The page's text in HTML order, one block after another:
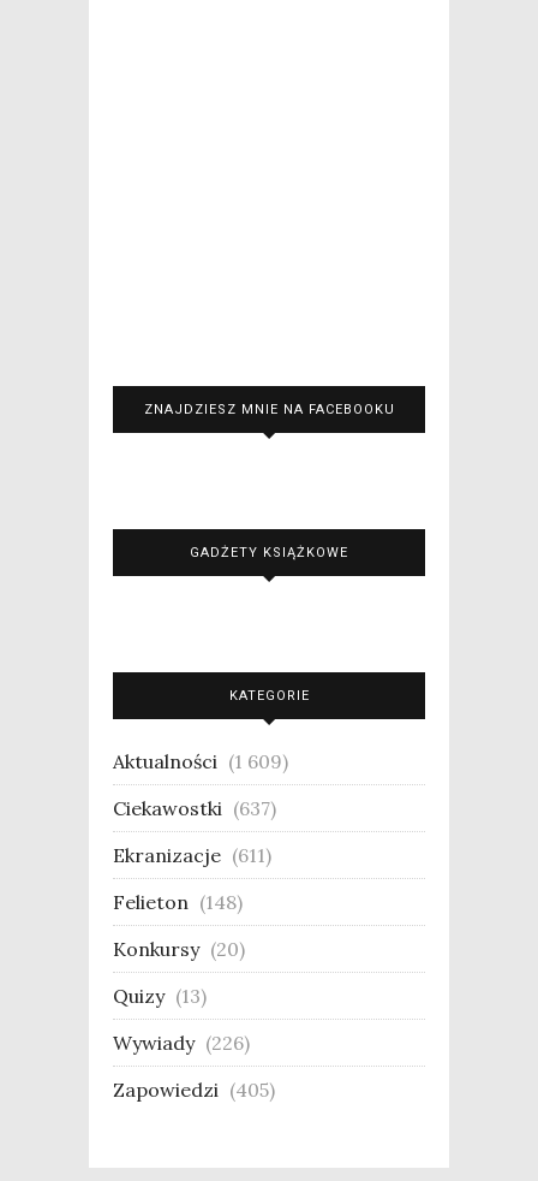
ZNAJDZIESZ MNIE NA FACEBOOKU
GADŻETY KSIĄŻKOWE
KATEGORIE
Aktualności (1 609)
Ciekawostki (637)
Ekranizacje (611)
Felieton (148)
Konkursy (20)
Quizy (13)
Wywiady (226)
Zapowiedzi (405)